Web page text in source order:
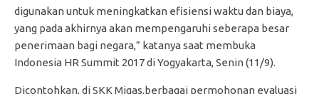
digunakan untuk meningkatkan efisiensi waktu dan biaya,
yang pada akhirnya akan mempengaruhi seberapa besar
penerimaan bagi negara,” katanya saat membuka
Indonesia HR Summit 2017 di Yogyakarta, Senin (11/9).
Dicontohkan, di SKK Migas,berbagai permohonan evaluasi